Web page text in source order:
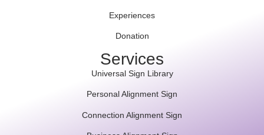
Experiences
Donation
Services
Universal Sign Library
Personal Alignment Sign
Connection Alignment Sign